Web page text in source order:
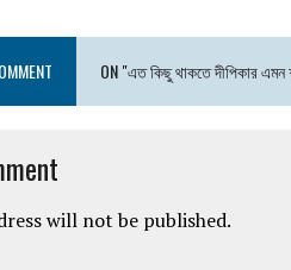
ON "এত কিছু থাকতে দীপিকার
will not be published.